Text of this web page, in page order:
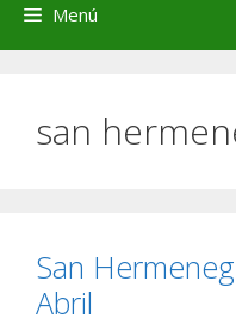
Menú
san
San
Abril